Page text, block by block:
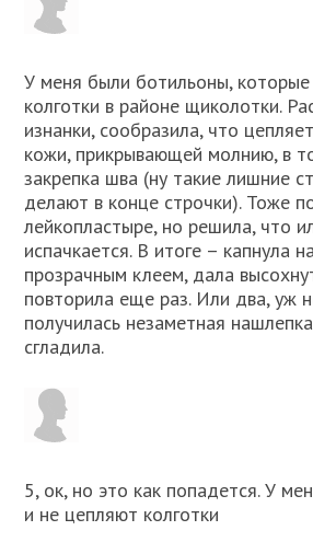
У меня были ботильоны,
колготки в районе щиколотки.
изнанки, сообразила, что
кожи, прикрывающей молнию, в
закрепка шва (ну такие лишние
делают в конце строчки). Тоже
лейкопластыре, но решила, что
испачкается. В итоге – капнула
прозрачным клеем, дала
повторила еще раз. Или два, уж
получилась незаметная
сгладила.
5, ок, но это как попадется. У
и не цепляют колготки